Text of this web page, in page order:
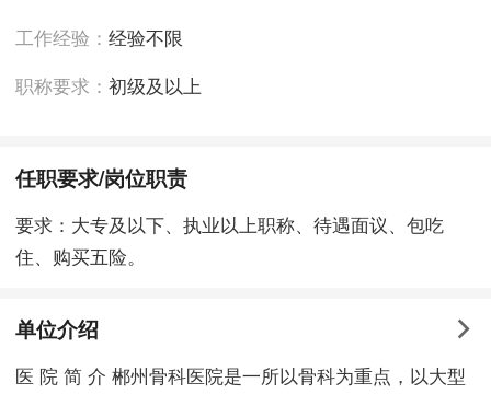
工作经验：经验不限
职称要求：初级及以上
任职要求/岗位职责
要求：大专及以下、执业以上职称、待遇面议、包吃
住、购买五险。
单位介绍
医 院 简 介 郴州骨科医院是一所以骨科为重点，以大型